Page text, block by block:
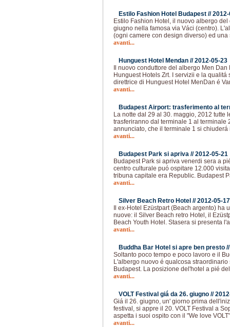
Estilo Fashion Hotel Budapest //
Estilo Fashion Hotel, il nuovo albergo
giugno nella famosa via Váci (centro).
(ogni camere con design diverso) ed una
avanti...
Hunguest Hotel Mendan //2012-05-23
Il nuovo conduttore del albergo Men
Hunguest Hotels Zrt. I servizii e la
direttrice di Hunguest Hotel MenDan é
avanti...
Budapest Airport: trasferimento al
La notte dal 29 al 30. maggio, 2012 tutte
trasferiranno dal terminale 1 al terminale
annunciato, che il terminale 1 si
avanti...
Budapest Park si apriva //2012-05-21
Budapest Park si apriva venerdi sera a
centro culturale puó ospitare 12.000
tribuna capitale era Republic. Budapest
avanti...
Silver Beach Retro Hotel //2012-05-17
Il ex-Hotel Ezüstpart (Beach argento) ha
nuove: il Silver Beach retro Hotel, il
Beach Youth Hotel. Stasera si presenta
avanti...
Buddha Bar Hotel si apre ben presto
Soltanto poco tempo e poco lavoro e il
L'albergo nuovo é qualcosa
Budapest. La posizione del'hotel a pié
avanti...
VOLT Festival giá da 26. giugno //
Giá il 26. giugno, un' giorno prima
festival, si appre il 20. VOLT Festival a
aspetta i suoi ospito con il "We love
avanti...